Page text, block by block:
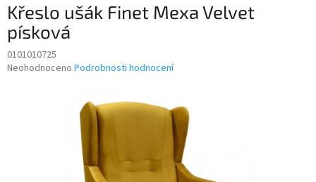
Křeslo ušák Finet Mexa Velvet
písková
0101010725
Průměrné
Neohodnoceno Podrobnosti hodnocení